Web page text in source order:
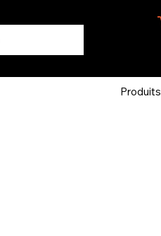
Produits